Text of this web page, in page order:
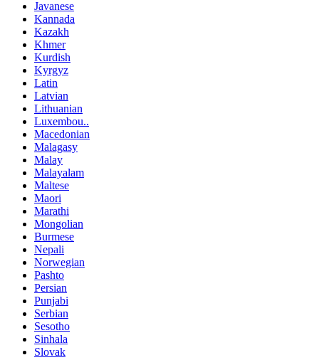
Javanese
Kannada
Kazakh
Khmer
Kurdish
Kyrgyz
Latin
Latvian
Lithuanian
Luxembou..
Macedonian
Malagasy
Malay
Malayalam
Maltese
Maori
Marathi
Mongolian
Burmese
Nepali
Norwegian
Pashto
Persian
Punjabi
Serbian
Sesotho
Sinhala
Slovak